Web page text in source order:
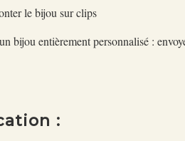
le bijou sur clips
bijou entièrement personnalisé :
: